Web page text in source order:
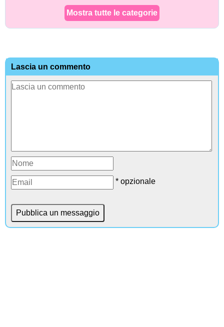
Mostra tutte le categorie
Lascia un commento
* opzionale